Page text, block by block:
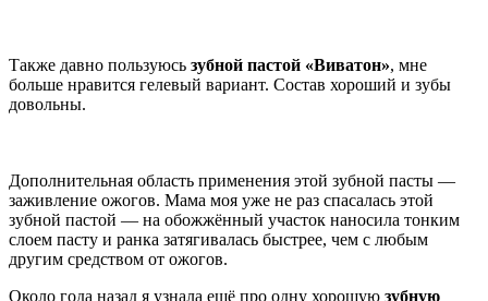
Также давно пользуюсь зубной пастой «Виватон», мне
больше нравится гелевый вариант. Состав хороший и зубы
довольны.
Дополнительная область применения этой зубной пасты —
заживление ожогов. Мама моя уже не раз спасалась этой
зубной пастой — на обожжённый участок наносила тонким
слоем пасту и ранка затягивалась быстрее, чем с любым
другим средством от ожогов.
Около года назад я узнала ещё про одну хорошую зубную